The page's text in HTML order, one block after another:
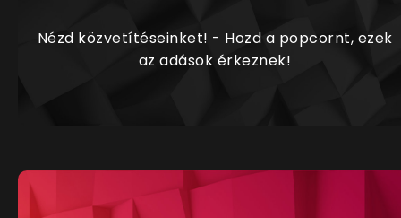
Nézd közvetítéseinket! - Hozd a popcornt, ezek
az adások érkeznek!